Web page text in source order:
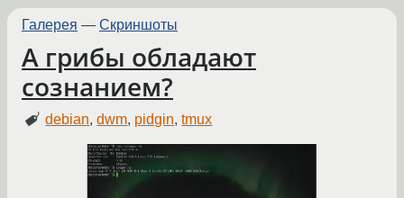
Галерея — Скриншоты
А грибы обладают
сознанием?
debian,dwm, pidgin,tmux